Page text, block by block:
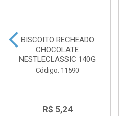
BISCOITO RECHEADO
CHOCOLATE
NESTLECLASSIC 140G
Código: 11590
R$ 5,24